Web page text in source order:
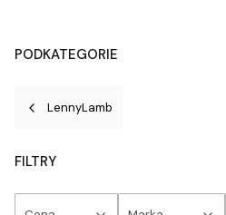
PODKATEGORIE
LennyLamb
FILTRY